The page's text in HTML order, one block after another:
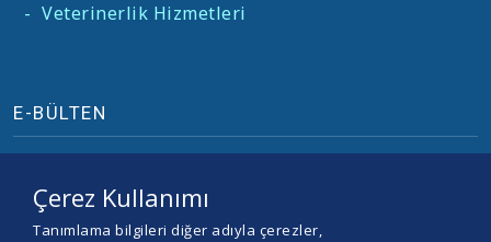
- Veterinerlik Hizmetleri
E-BÜLTEN
Çerez Kullanımı
Tanımlama bilgileri diğer adıyla çerezler,